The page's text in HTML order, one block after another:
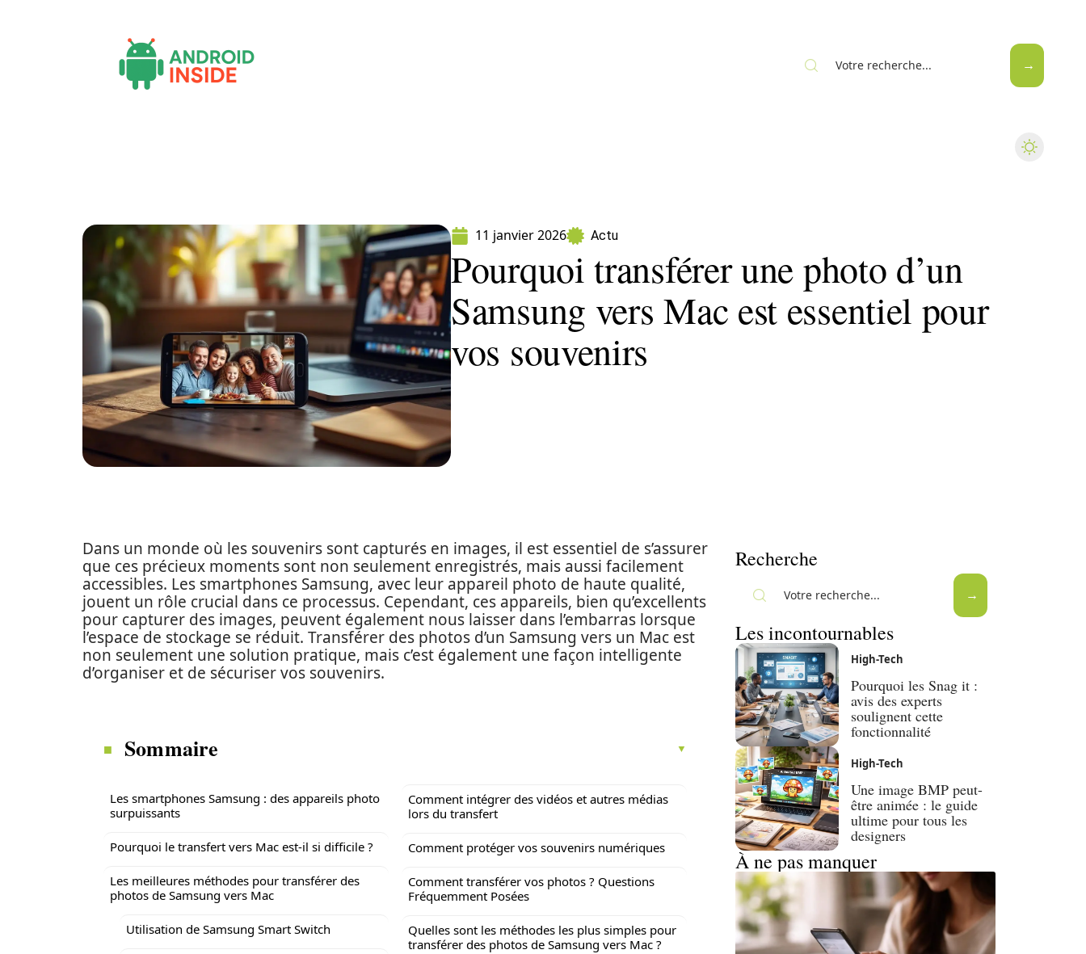
11 janvier 2026 Actu
Pourquoi transférer une photo d’un
Samsung vers Mac est essentiel pour
vos souvenirs
Dans un monde où les souvenirs sont capturés en images, il est essentiel de s’assurer
que ces précieux moments sont non seulement enregistrés, mais aussi facilement
accessibles. Les smartphones Samsung, avec leur appareil photo de haute qualité,
jouent un rôle crucial dans ce processus. Cependant, ces appareils, bien qu’excellents
pour capturer des images, peuvent également nous laisser dans l’embarras lorsque
l’espace de stockage se réduit. Transférer des photos d’un Samsung vers un Mac est
non seulement une solution pratique, mais c’est également une façon intelligente
d’organiser et de sécuriser vos souvenirs.
Sommaire
Les smartphones Samsung : des appareils photo
surpuissants
Pourquoi le transfert vers Mac est-il si difficile ?
Les meilleures méthodes pour transférer des
photos de Samsung vers Mac
Utilisation de Samsung Smart Switch
Comment intégrer des vidéos et autres médias
lors du transfert
Comment protéger vos souvenirs numériques
Comment transférer vos photos ? Questions
Fréquemment Posées
Quelles sont les méthodes les plus simples pour
transférer des photos de Samsung vers Mac ?
Recherche
Les incontournables
High-Tech
Pourquoi les Snag it :
avis des experts
soulignent cette
fonctionnalité
High-Tech
Une image BMP peut-
être animée : le guide
ultime pour tous les
designers
À ne pas manquer